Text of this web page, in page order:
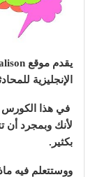
الإنجليزية
في هذا الكورس
لأنك وبمجرد أن
بكثير.
ووستتعلم فيه